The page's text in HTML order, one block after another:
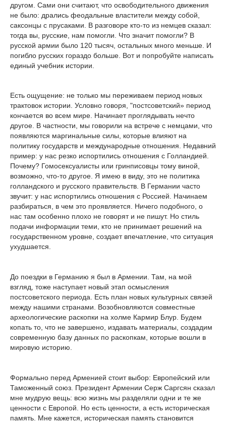
другом. Сами они считают, что освободительного движения
не было: дрались феодальные властители между собой,
саксонцы с прусаками. В разговоре кто-то из немцев сказал:
тогда вы, русские, нам помогли. Что значит помогли? В
русской армии было 120 тысяч, остальных много меньше. И
погибло русских гораздо больше. Вот и попробуйте написать
единый учебник истории.
Есть ощущение: не только мы переживаем период новых
трактовок истории. Условно говоря, "постсоветский» период
кончается во всем мире. Начинает проглядывать нечто
другое. В частности, мы говорили на встрече с немцами, что
появляются маргинальные силы, которые влияют на
политику государств и международные отношения. Недавний
пример: у нас резко испортились отношения с Голландией.
Почему? Гомосексуалисты или гринписовцы тому виной,
возможно, что-то другое. Я имею в виду, это не политика
голландского и русского правительств. В Германии часто
звучит: у нас испортились отношения с Россией. Начинаем
разбираться, в чем это проявляется. Ничего подобного, о
нас там особенно плохо не говорят и не пишут. Но стиль
подачи информации теми, кто не принимает решений на
государственном уровне, создает впечатление, что ситуация
ухудшается.
До поездки в Германию я был в Армении. Там, на мой
взгляд, тоже наступает новый этап осмысления
постсоветского периода. Есть план новых культурных связей
между нашими странами. Возобновляются совместные
археологические раскопки на холме Кармир Блур. Будем
копать то, что не завершено, издавать материалы, создадим
современную базу данных по раскопкам, которые вошли в
мировую историю.
Формально перед Арменией стоит выбор: Европейский или
Таможенный союз. Президент Армении Серж Саргсян сказал
мне мудрую вещь: всю жизнь мы разделяли одни и те же
ценности с Европой. Но есть ценности, а есть историческая
память. Мне кажется, историческая память становится